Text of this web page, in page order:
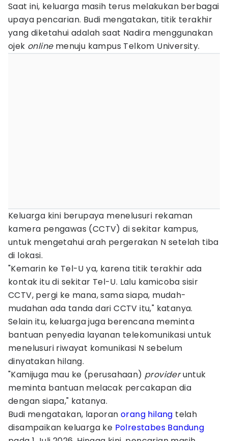
Saat ini, keluarga masih terus melakukan berbagai
upaya pencarian. Budi mengatakan, titik terakhir
yang diketahui adalah saat Nadira menggunakan
ojek online menuju kampus Telkom University.
Keluarga kini berupaya menelusuri rekaman
kamera pengawas (CCTV) di sekitar kampus,
untuk mengetahui arah pergerakan N setelah tiba
di lokasi.
"Kemarin ke Tel-U ya, karena titik terakhir ada
kontak itu di sekitar Tel-U. Lalu kamicoba sisir
CCTV, pergi ke mana, sama siapa, mudah-
mudahan ada tanda dari CCTV itu," katanya.
Selain itu, keluarga juga berencana meminta
bantuan penyedia layanan telekomunikasi untuk
menelusuri riwayat komunikasi N sebelum
dinyatakan hilang.
"Kamijuga mau ke (perusahaan) provideruntuk
meminta bantuan melacak percakapan dia
dengan siapa," katanya.
Budi mengatakan, laporan orang hilang telah
disampaikan keluarga ke Polrestabes Bandung